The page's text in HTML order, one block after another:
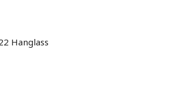
Hanglass